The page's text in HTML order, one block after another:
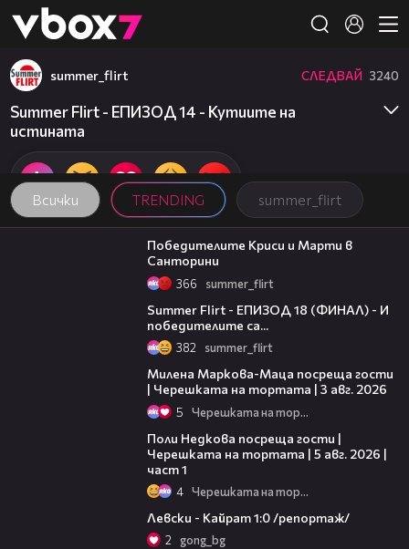
👾
Всички TRENDING summer_flirt
summer_flirt СЛЕДВАЙ 3240
Summer Flirt - ЕПИЗОД 14 - Кутиите на
истината
04:29
Победителите Криси и Марти в
Санторини
366 summer_flirt
Summer Flirt - ЕПИЗОД 18 (ФИНАЛ) - И
победителите са...
382 summer_flirt
Милена Маркова-Маца посреща гости
| Черешката на тортата | 3 авг. 2026
5 Черешката на тортата
Поли Недкова посреща гости |
Черешката на тортата | 5 авг. 2026 |
част 1
4 Черешката на тортата
Левски - Кайрат 1:0 /репортаж/
2 gong_bg